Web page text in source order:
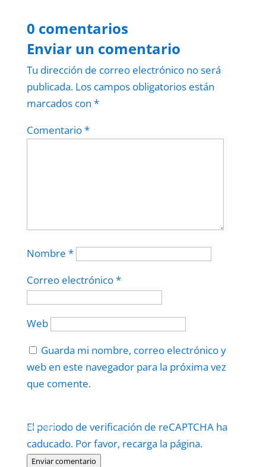
0 comentarios
Enviar un comentario
Tu dirección de correo electrónico no será
publicada. Los campos obligatorios están
marcados con *
Comentario*
Nombre *
Correo electrónico*
Web
Guarda mi nombre, correo electrónico y
web en este navegador para la próxima vez
que comente.
El periodo de verificación de reCAPTCHA ha
caducado. Por favor, recarga la página.
Enviar comentario
Politica–Términos.